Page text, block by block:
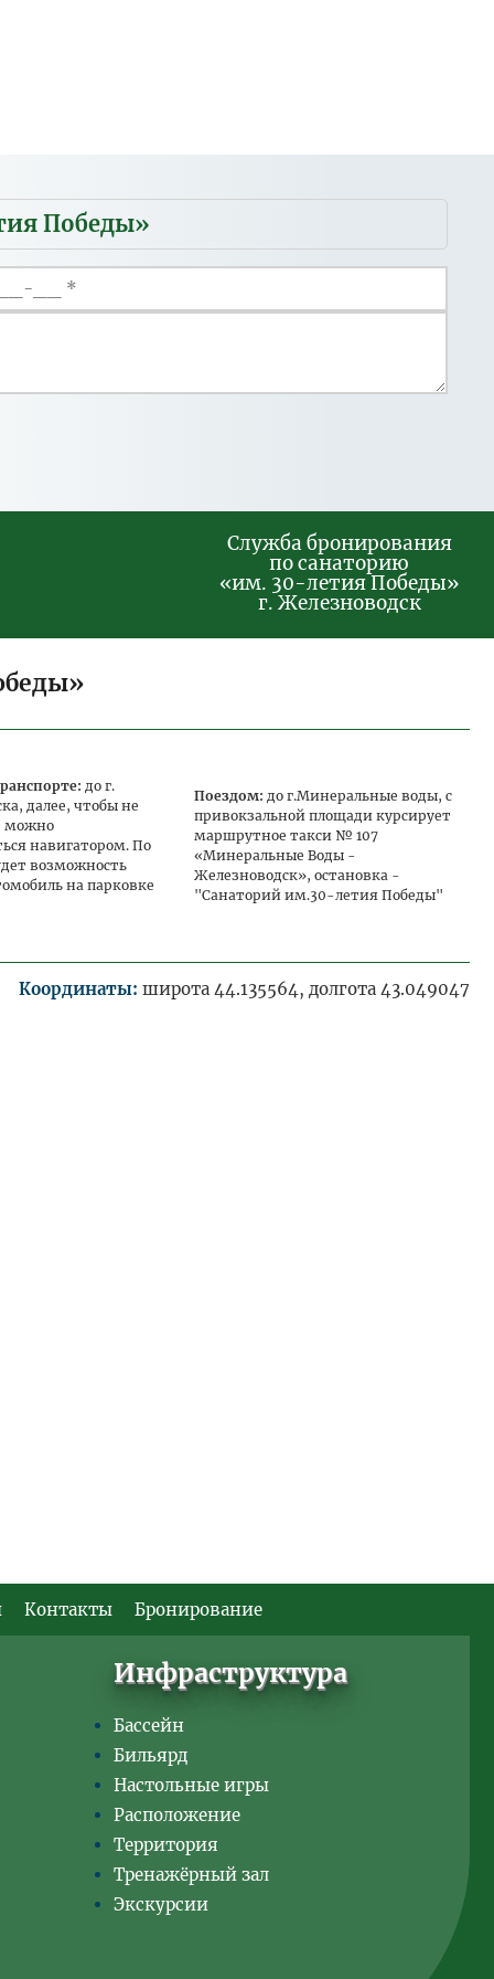
Победы»
Служба бронирования
по санаторию
«им. 30-летия Победы»
г. Железноводск
до г.
далее, чтобы не
можно
навигатором. По
возможность
на парковке
Поездом: до г.Минеральные воды, с
привокзальной площади курсирует
маршрутное такси № 107
«Минеральные Воды -
Железноводск», остановка -
"Санаторий им.30-летия Победы"
Координаты: широта 44.135564, долгота 43.049047
Контакты Бронирование
Инфраструктура
Бассейн
Бильярд
Настольные игры
Расположение
Территория
Тренажёрный зал
Экскурсии